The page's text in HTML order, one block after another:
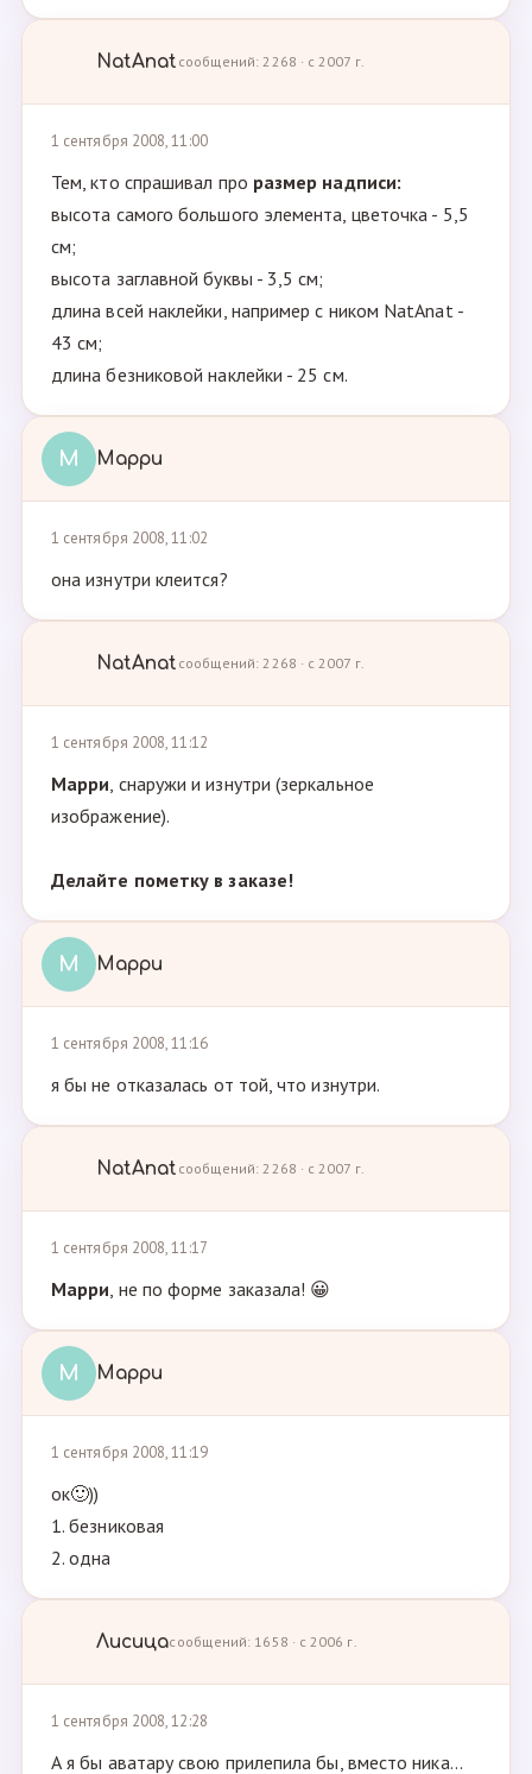
NatAnat сообщений: 2268 · с 2007 г.
1 сентября 2008, 11:00
Тем, кто спрашивал про размер надписи:
высота самого большого элемента, цветочка - 5,5
см;
высота заглавной буквы - 3,5 см;
длина всей наклейки, например с ником NatAnat -
43 см;
длина безниковой наклейки - 25 см.
М Марри
1 сентября 2008, 11:02
она изнутри клеится?
NatAnat сообщений: 2268 · с 2007 г.
1 сентября 2008, 11:12
Марри, снаружи и изнутри (зеркальное
изображение).
Делайте пометку в заказе!
М Марри
1 сентября 2008, 11:16
я бы не отказалась от той, что изнутри.
NatAnat сообщений: 2268 · с 2007 г.
1 сентября 2008, 11:17
Марри, не по форме заказала! 😀
М Марри
1 сентября 2008, 11:19
ок🙂))
1. безниковая
2. одна
Лисицасообщений: 1658 · с 2006 г.
1 сентября 2008, 12:28
А я бы аватару свою прилепила бы, вместо ника...